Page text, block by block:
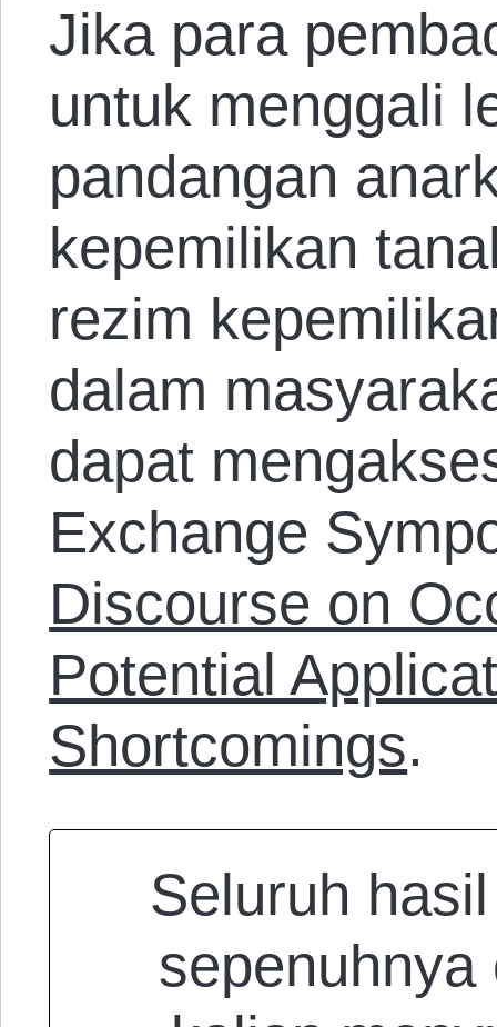
Jika para
untuk menggali
pandangan
kepemilikan
rezim
dalam
dapat
Exchange
Discourse on
Potential
Shortcomings.
Seluruh